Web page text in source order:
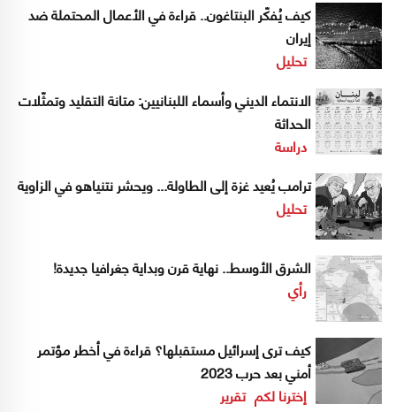
كيف يُفكّر البنتاغون.. قراءة في الأعمال المحتملة ضد
إيران
تحليل
الانتماء الديني وأسماء اللبنانيين: متانة التقليد وتمثّلات
الحداثة
دراسة
ترامب يُعيد غزة إلى الطاولة... ويحشر نتنياهو في الزاوية
تحليل
الشرق الأوسط.. نهاية قرن وبداية جغرافيا جديدة!
رأي
كيف ترى إسرائيل مستقبلها؟ قراءة في أخطر مؤتمر
أمني بعد حرب 2023
إخترنا لكم تقرير